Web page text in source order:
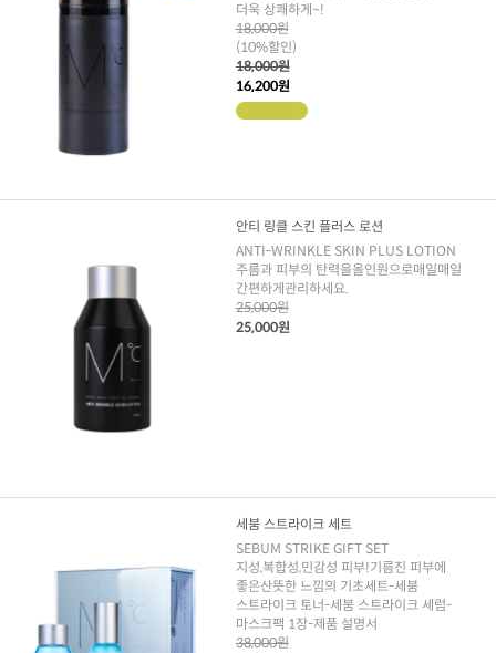
더욱 상쾌하게~!
18,000원
(10%할인)
18,000원
16,200원
안티 링클 스킨 플러스 로션
ANTI-WRINKLE SKIN PLUS LOTION
주름과 피부의 탄력을올인원으로매일매일
간편하게관리하세요.
25,000원
25,000원
세붐 스트라이크 세트
SEBUM STRIKE GIFT SET
지성,복합성,민감성 피부!기름진 피부에
좋은산뜻한 느낌의 기초세트-세붐
스트라이크 토너-세붐 스트라이크 세럼-
마스크팩 1장-제품 설명서
38,000원